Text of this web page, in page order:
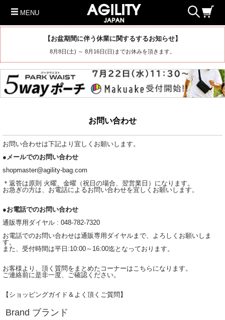
MENU
【お盆期間に伴う休業に関するするお知らせ】
8月8日(土) ～ 8月16日(日)までお休みを頂きます。
お問い合わせ
お問い合わせは下記より宜しくお願いします。
●メールでのお問い合わせ
shopmaster@agility-bag.com
＊返答は原則 火曜、金曜（祝日の場合、翌営業日）になります。
お急ぎの方は、お電話によるお問い合わせを宜しくお願いします。
●お電話でのお問い合わせ
通販専用ダイヤル : 048-782-7320
お電話でのお問い合わせは通販専用ダイヤルまで、よろしくお願いしま
す。
また、受付時間は平日:10:00～16:00迄となっております。
お客様より、頂く質問をまとめたコーナーはこちらになります。
ご連絡前に是非一度、ご確認ください。
【ショッピングガイド＆よく頂くご質問】
Brand ブランド